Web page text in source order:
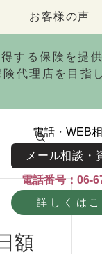
電話・WEB
メール相談・
電話番号：06-
詳しくはこ
メール相談・資料
電話相談
お客様の声
する保険を提
険代理店を目指
額